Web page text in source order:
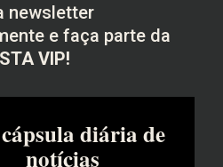
newsletter
e faça parte da
VIP!
diária de
notícias